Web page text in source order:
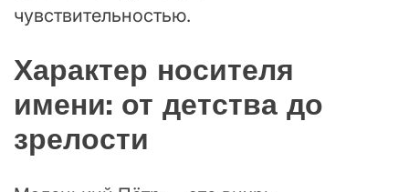
чувствительностью.
Характер носителя
имени: от детства до
зрелости